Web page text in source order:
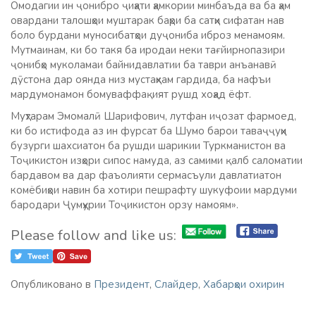
Омодагии ин ҷонибро ҷиҳати ҳамкории минбаъда ва ба ҳам
овардани талошҳои муштарак баҳри ба сатҳи сифатан нав
боло бурдани муносибатҳои дуҷониба иброз менамоям.
Мутмаинам, ки бо такя ба иродаи неки тағйирнопазири
ҷонибҳо муколамаи байнидавлатии ба таври анъанавӣ
дӯстона дар оянда низ мустаҳкам гардида, ба нафъи
мардумонамон бомуваффақият рушд хоҳад ёфт.
Муҳтарам Эмомалӣ Шарифович, лутфан иҷозат фармоед,
ки бо истифода аз ин фурсат ба Шумо барои таваҷҷуҳи
бузурги шахсиатон ба рушди шарикии Туркманистон ва
Тоҷикистон изҳори сипос намуда, аз самими қалб саломатии
бардавом ва дар фаъолияти сермасъули давлатиатон
комёбиҳои навин ба хотири пешрафту шукуфоии мардуми
бародари Ҷумҳурии Тоҷикистон орзу намоям».
Please follow and like us:
Опубликовано в Президент, Слайдер, Хабарҳои охирин